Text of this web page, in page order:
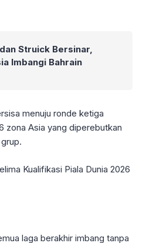
Struick Bersinar,
Imbangi Bahrain
menuju ronde ketiga
zona Asia yang diperebutkan
Kualifikasi Piala Dunia 2026
laga berakhir imbang tanpa